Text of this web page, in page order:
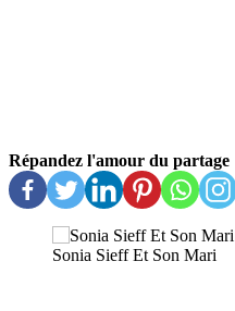
Répandez l'amour du partage
Sonia Sieff Et Son Mari